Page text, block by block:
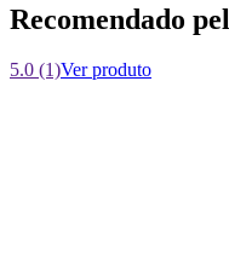
Recomendado
5.0 (1)Ver produto